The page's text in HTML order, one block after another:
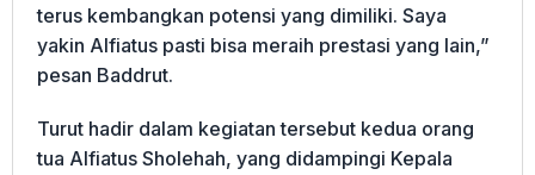
terus kembangkan potensi yang dimiliki. Saya
yakin Alfiatus pasti bisa meraih prestasi yang lain,”
pesan Baddrut.
Turut hadir dalam kegiatan tersebut kedua orang
tua Alfiatus Sholehah, yang didampingi Kepala